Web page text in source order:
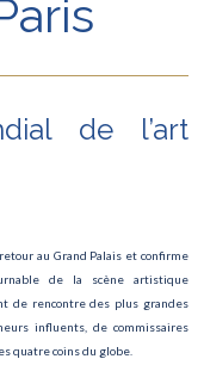
Palais
de l’art
au Grand Palais et confirme
de la scène artistique
de rencontre des plus grandes
influents, de commissaires
quatre coins du globe.